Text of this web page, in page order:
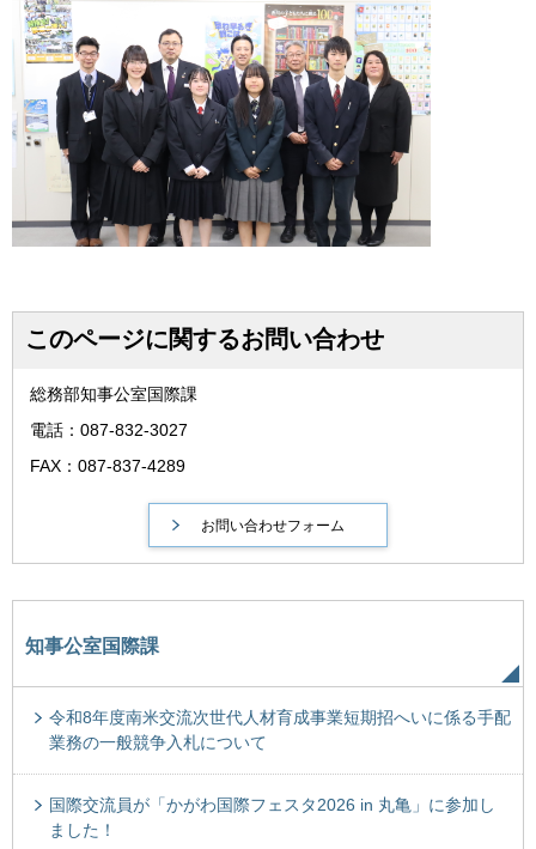
このページに関するお問い合わせ
総務部知事公室国際課
電話：087-832-3027
FAX：087-837-4289
知事公室国際課
令和8年度南米交流次世代人材育成事業短期招へいに係る手配
業務の一般競争入札について
国際交流員が「かがわ国際フェスタ2026 in 丸亀」に参加し
ました！